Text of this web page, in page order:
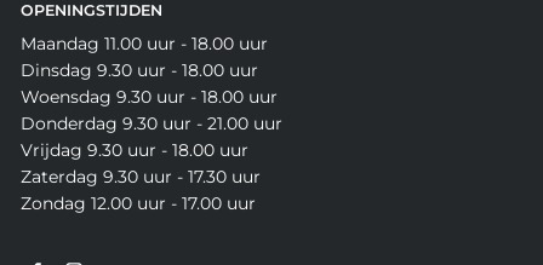
OPENINGSTIJDEN
Maandag 11.00 uur - 18.00 uur
Dinsdag 9.30 uur - 18.00 uur
Woensdag 9.30 uur - 18.00 uur
Donderdag 9.30 uur - 21.00 uur
Vrijdag 9.30 uur - 18.00 uur
Zaterdag 9.30 uur - 17.30 uur
Zondag 12.00 uur - 17.00 uur